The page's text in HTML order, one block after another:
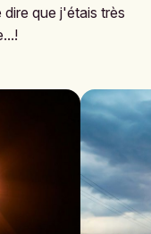
que j'étais très